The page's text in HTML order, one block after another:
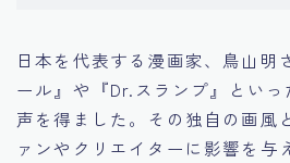
中文
Español
日本を代表する漫画家、鳥山明
ール』や『Dr.スランプ』とい
声を得ました。その独自の画風
ァンやクリエイターに影響を与